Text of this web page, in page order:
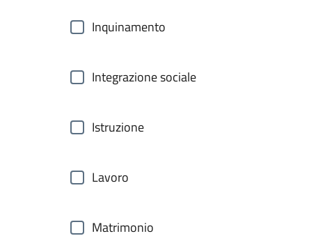
Inquinamento
Integrazione sociale
Istruzione
Lavoro
Matrimonio